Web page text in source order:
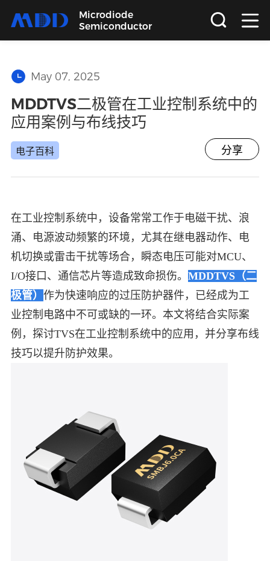
Microdiode
Semiconductor
应用
关于
中文 英文
语言
May 07, 2025
MDDTVS二极管在工业控制系统中的
应用案例与布线技巧
电子百科 分享
在工业控制系统中，设备常常工作于电磁干扰、浪
涌、电源波动频繁的环境，尤其在继电器动作、电
机切换或雷击干扰等场合，瞬态电压可能对MCU、
I/O接口、通信芯片等造成致命损伤。 MDDTVS（二
极管） 作为快速响应的过压防护器件，已经成为工
业控制电路中不可或缺的一环。本文将结合实际案
例，探讨TVS在工业控制系统中的应用，并分享布线
技巧以提升防护效果。